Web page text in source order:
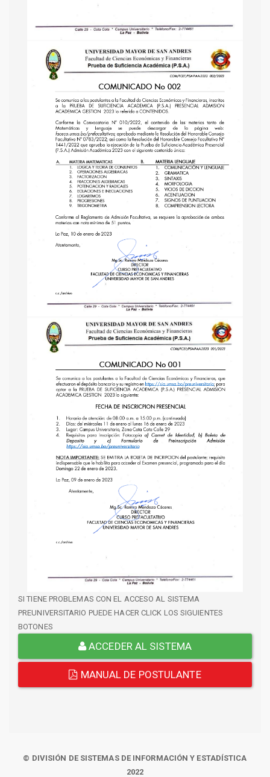
SI TIENE PROBLEMAS CON EL ACCESO AL SISTEMA
PREUNIVERSITARIO PUEDE HACER CLICK LOS SIGUIENTES
BOTONES
ACCEDER AL SISTEMA
MANUAL DE POSTULANTE
© DIVISIÓN DE SISTEMAS DE INFORMACIÓN Y ESTADÍSTICA
2022